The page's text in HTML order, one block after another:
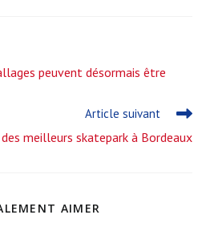
peuvent désormais être
Article suivant
meilleurs skatepark à Bordeaux
AIMER